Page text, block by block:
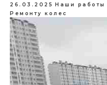
26.03.2025 Наши работы
Ремонту колес